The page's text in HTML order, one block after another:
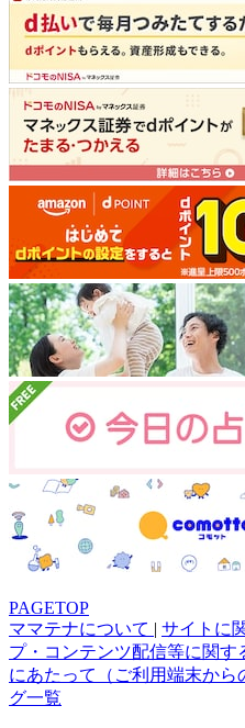
PAGETOP
ママテナについて | サイトに
プ・コンテンツ配信等に関す
にあたって（ご利用端末から
グ一覧